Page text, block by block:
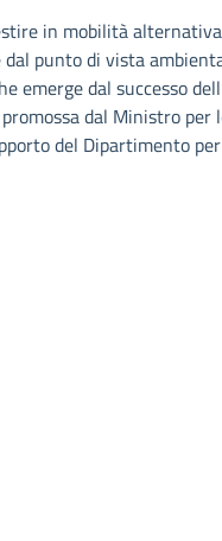
in mobilità
punto di vista
emerge dal successo
promossa dal Ministro per
del Dipartimento